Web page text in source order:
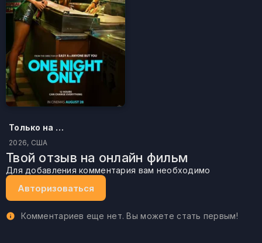
Только на одну ночь
2026, США
Твой отзыв на онлайн фильм
Для добавления комментария вам необходимо
Авторизоваться
Комментариев еще нет. Вы можете стать первым!